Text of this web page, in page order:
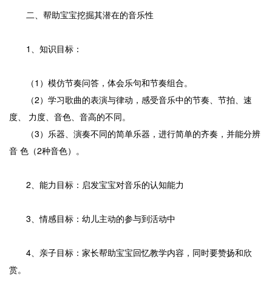
二、帮助宝宝挖掘其潜在的音乐性
1、知识目标：
（1）模仿节奏问答，体会乐句和节奏组合。
（2）学习歌曲的表演与律动，感受音乐中的节奏、节拍、速
度、 力度、音色、音高的不同。
（3）乐器、演奏不同的简单乐器，进行简单的齐奏，并能分辨
音 色（2种音色）。
2、能力目标：启发宝宝对音乐的认知能力
3、情感目标：幼儿主动的参与到活动中
4、亲子目标：家长帮助宝宝回忆教学内容，同时要赞扬和欣
赏。